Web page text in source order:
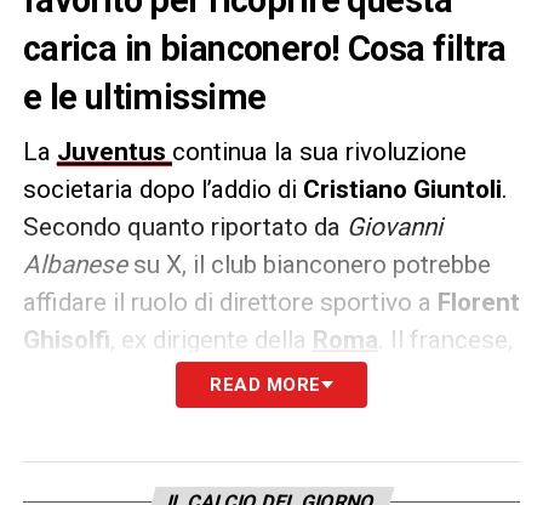
carica in bianconero! Cosa filtra
e le ultimissime
La Juventus continua la sua rivoluzione
societaria dopo l’addio di Cristiano Giuntoli.
Secondo quanto riportato da Giovanni
Albanesesu X, il club bianconero potrebbe
affidare il ruolo di direttore sportivo a Florent
Ghisolfi, ex dirigente della Roma . Il francese,
ormai in uscita dal club giallorosso, è
considerato un profilo ideale per guidare il
READ MORE